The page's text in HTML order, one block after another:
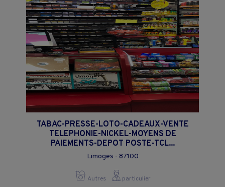
TABAC-PRESSE-LOTO-CADEAUX-VENTE
TELEPHONIE-NICKEL-MOYENS DE
PAIEMENTS-DEPOT POSTE-TCL...
Limoges - 87100
Autres particulier